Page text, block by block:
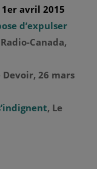
1er avril 2015
d’expulser
Radio-Canada,
Devoir, 26 mars
, Le